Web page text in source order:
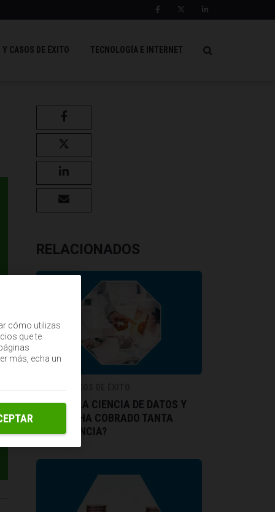
Y CASOS DE ÉXITO TECNOLOGÍA E INTERNET
RELACIONADOS
¿QUÉ ES LA CIENCIA DE DATOS Y
POR QUÉ HA COBRADO TANTA
IMPORTANCIA?
cómo utilizas
que te
más, echa un